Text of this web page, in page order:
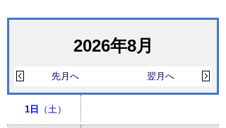
2026年8月
翌月へ
先月へ
1日 （土）